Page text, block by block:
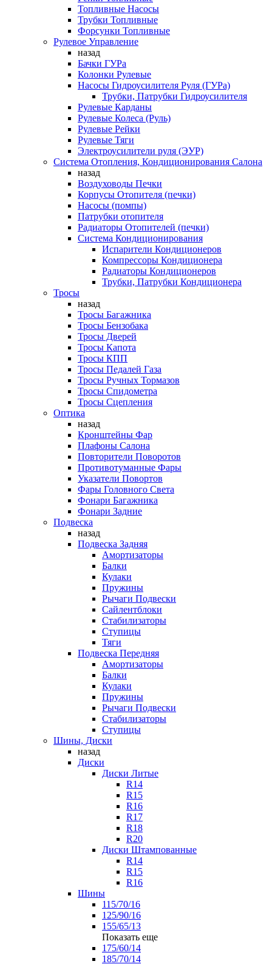
Топливные Насосы
Трубки Топливные
Форсунки Топливные
Рулевое Управление
назад
Бачки ГУРа
Колонки Рулевые
Насосы Гидроусилителя Руля (ГУРа)
Трубки, Патрубки Гидроусилителя
Рулевые Карданы
Рулевые Колеса (Руль)
Рулевые Рейки
Рулевые Тяги
Электроусилители руля (ЭУР)
Система Отопления, Кондиционирования Салона
назад
Воздуховоды Печки
Корпусы Отопителя (печки)
Насосы (помпы)
Патрубки отопителя
Радиаторы Отопителей (печки)
Система Кондиционирования
Испарители Кондиционеров
Компрессоры Кондиционера
Радиаторы Кондиционеров
Трубки, Патрубки Кондиционера
Тросы
назад
Тросы Багажника
Тросы Бензобака
Тросы Дверей
Тросы Капота
Тросы КПП
Тросы Педалей Газа
Тросы Ручных Тормазов
Тросы Спидометра
Тросы Сцепления
Оптика
назад
Кронштейны Фар
Плафоны Салона
Повторители Поворотов
Противотуманные Фары
Указатели Повортов
Фары Головного Света
Фонари Багажника
Фонари Задние
Подвеска
назад
Подвеска Задняя
Амортизаторы
Балки
Кулаки
Пружины
Рычаги Подвески
Сайлентблоки
Стабилизаторы
Ступицы
Тяги
Подвеска Передняя
Амортизаторы
Балки
Кулаки
Пружины
Рычаги Подвески
Стабилизаторы
Ступицы
Шины, Диски
назад
Диски
Диски Литые
R14
R15
R16
R17
R18
R20
Диски Штампованные
R14
R15
R16
Шины
115/70/16
125/90/16
155/65/13
Показать еще
175/60/14
185/70/14